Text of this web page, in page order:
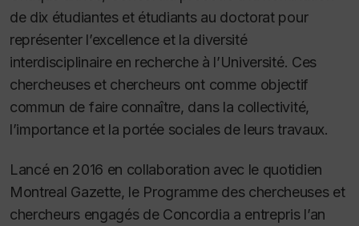
de dix étudiantes et étudiants au doctorat pour
représenter l’excellence et la diversité
interdisciplinaire en recherche à l’Université. Ces
chercheuses et chercheurs ont comme objectif
commun de faire connaître, dans la collectivité,
l’importance et la portée sociales de leurs travaux.
Lancé en 2016 en collaboration avec le quotidien
Montreal Gazette, le Programme des chercheuses et
chercheurs engagés de Concordia a entrepris l’an